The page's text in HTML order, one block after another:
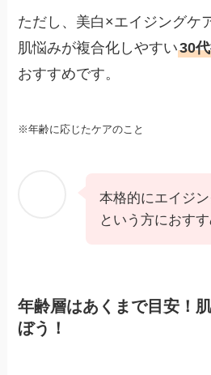
ただし、美白×エイジングケ
肌悩みが複合化しやすい30
おすすめです。
※年齢に応じたケアのこと
本格的にエイジ
という方におすす
年齢層はあくまで目安！
ぼう！